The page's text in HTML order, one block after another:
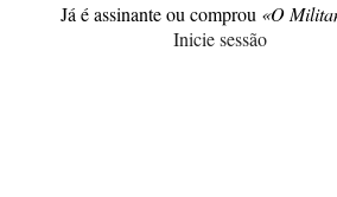
Já é assinante ou comprou «O
Inicie sessão